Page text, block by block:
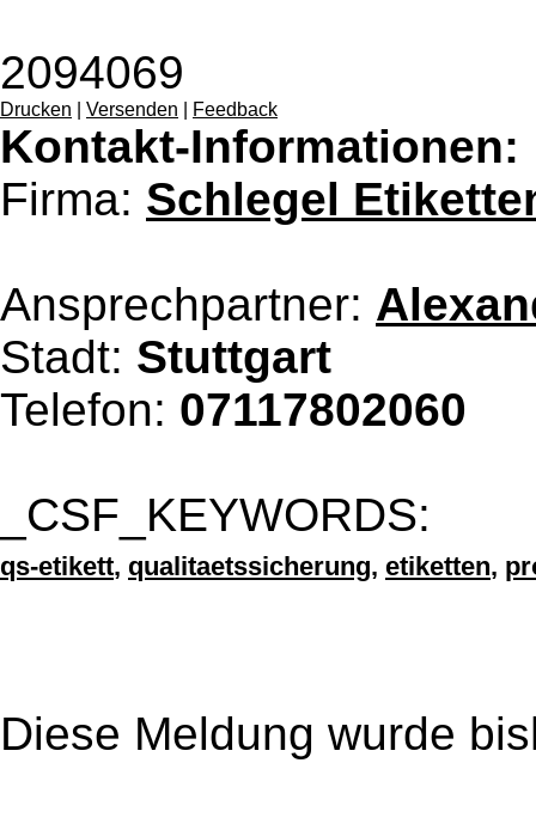
2094069
Drucken Versenden Feedback
Kontakt-Informationen:
Firma: Schlegel
Ansprechpartner:
Stadt: Stuttgart
Telefon: 07117802060
_CSF_KEYWORDS:
qs-etikett, qualitaetssicherung, etiketten,
Diese Meldung wurde